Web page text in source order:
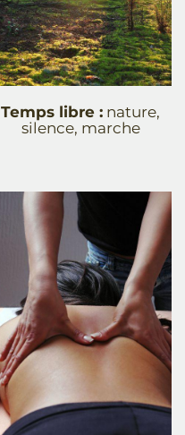
Temps libre : nature,
silence, marche